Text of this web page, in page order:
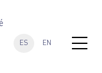
ES EN